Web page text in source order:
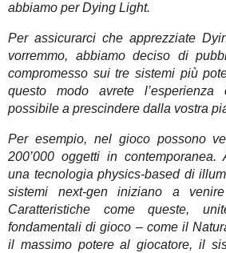
abbiamo per Dying Light.
Per assicurarci che apprezziate
vorremmo, abbiamo deciso di
compromesso sui tre sistemi più
questo modo avrete
possibile a prescindere dalla vostra
Per esempio, nel gioco possono
200’000 oggetti in contemporanea.
una tecnologia physics-based di
sistemi next-gen iniziano a
Caratteristiche come queste,
fondamentali di gioco – come il
il massimo potere al giocatore, il